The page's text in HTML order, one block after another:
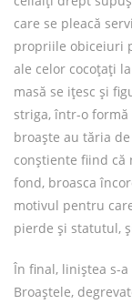
care se pleacă
propriile obiceiuri
ale celor cocoțați
masă se ițesc și
striga, într-o formă
broaște au tăria
conștiente fiind că
fond, broasca
motivul pentru
pierde și statutul,
În final, liniștea s-
Broaștele,